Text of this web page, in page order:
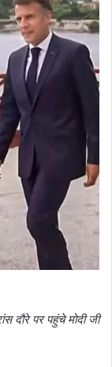
दौरे पर पहुंचे मोदी जी